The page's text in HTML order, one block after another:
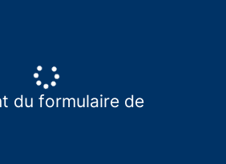
du formulaire de